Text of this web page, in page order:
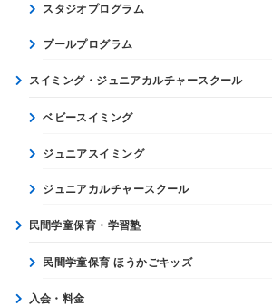
スタジオプログラム
プールプログラム
スイミング・ジュニアカルチャースクール
ベビースイミング
ジュニアスイミング
ジュニアカルチャースクール
民間学童保育・学習塾
民間学童保育 ほうかごキッズ
入会・料金